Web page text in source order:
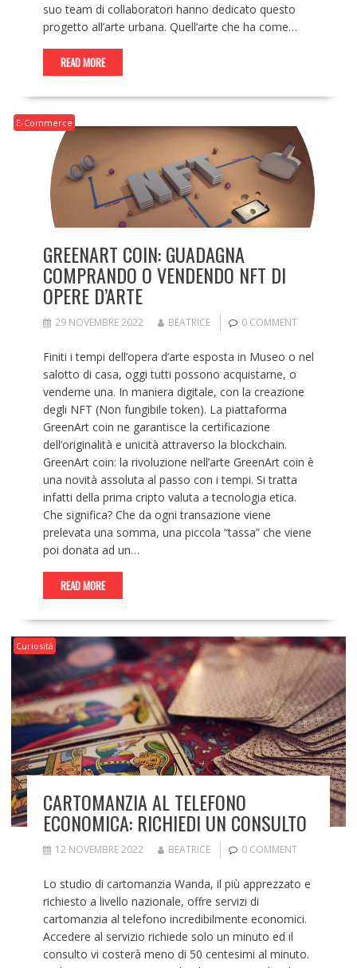
suo team di collaboratori hanno dedicato questo
progetto all’arte urbana. Quell’arte che ha come…
READ MORE
E-Commerce
GREENART COIN: GUADAGNA
COMPRANDO O VENDENDO NFT DI
OPERE D’ARTE
29 NOVEMBRE 2022 BEATRICE 0 COMMENT
Finiti i tempi dell’opera d’arte esposta in Museo o nel
salotto di casa, oggi tutti possono acquistarne, o
venderne una. In maniera digitale, con la creazione
degli NFT (Non fungibile token). La piattaforma
GreenArt coin ne garantisce la certificazione
dell’originalità e unicità attraverso la blockchain.
GreenArt coin: la rivoluzione nell’arte GreenArt coin è
una novità assoluta al passo con i tempi. Si tratta
infatti della prima cripto valuta a tecnologia etica.
Che significa? Che da ogni transazione viene
prelevata una somma, una piccola “tassa” che viene
poi donata ad un…
READ MORE
Curiosità
CARTOMANZIA AL TELEFONO
ECONOMICA: RICHIEDI UN CONSULTO
12 NOVEMBRE 2022 BEATRICE 0 COMMENT
Lo studio di cartomanzia Wanda, il più apprezzato e
richiesto a livello nazionale, offre servizi di
cartomanzia al telefono incredibilmente economici.
Accedere al servizio richiede solo un minuto ed il
consulto vi costerà meno di 50 centesimi al minuto.